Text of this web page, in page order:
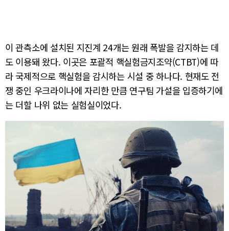
이 관측소에 설치된 지진계 24개는 원래 폭발을 감지하는 데
도 이용돼 왔다. 이곳은 포괄적 핵실험금지조약(CTBT)에 따
라 국제적으로 핵실험을 감시하는 시설 중 하나다. 현재도 전
쟁 중인 우크라이나에 자리한 만큼 연구팀 가설을 입증하기에
는 더할 나위 없는 실험실이었다.